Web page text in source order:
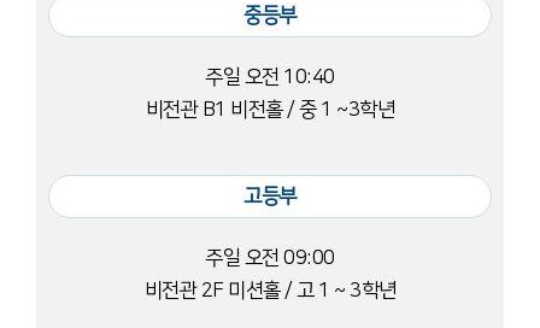
중등부
주일 오전 10:40
비전관 B1 비전홀 / 중 1 ~3학년
고등부
주일 오전 09:00
비전관 2F 미션홀 / 고 1 ~ 3학년